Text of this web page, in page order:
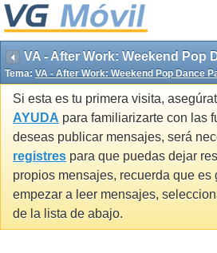
VA - After Work: Weekend Pop
Tema: VA - After Work: Weekend Pop Dance
Si esta es tu primera visita,
AYUDA para familiarizarte con las
deseas publicar mensajes, será
registres para que puedas dejar
propios mensajes, recuerda que es
empezar a leer mensajes,
de la lista de abajo.